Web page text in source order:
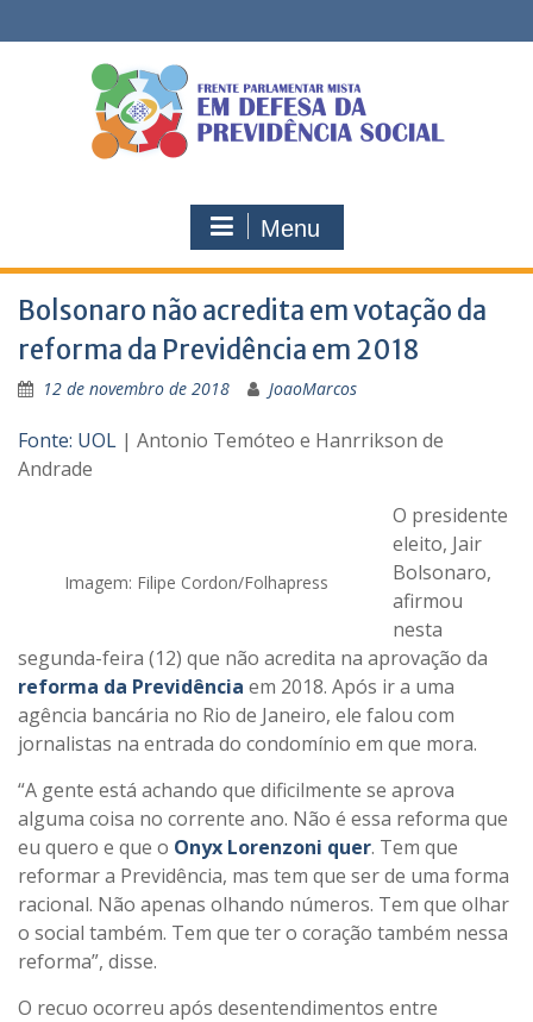
to
Menu
Bolsonaro não acredita em votação da
reforma da Previdência em 2018
12 de novembro de 2018 JoaoMarcos
Fonte: UOL | Antonio Temóteo e Hanrrikson de
Andrade
Imagem: Filipe Cordon/Folhapress
O presidente
eleito, Jair
Bolsonaro,
afirmou
nesta
segunda-feira (12) que não acredita na aprovação da
reforma da Previdência em 2018. Após ir a uma
agência bancária no Rio de Janeiro, ele falou com
jornalistas na entrada do condomínio em que mora.
“A gente está achando que dificilmente se aprova
alguma coisa no corrente ano. Não é essa reforma que
eu quero e que o Onyx Lorenzoni quer. Tem que
reformar a Previdência, mas tem que ser de uma forma
racional. Não apenas olhando números. Tem que olhar
o social também. Tem que ter o coração também nessa
reforma”, disse.
O recuo ocorreu após desentendimentos entre